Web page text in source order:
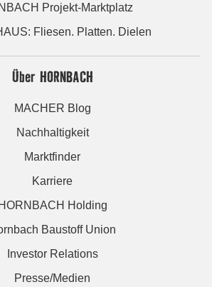
Projekt-Marktplatz
Fliesen. Platten. Dielen
Über HORNBACH
MACHER Blog
Nachhaltigkeit
Marktfinder
Karriere
HORNBACH Holding
Baustoff Union
Investor Relations
Presse/Medien